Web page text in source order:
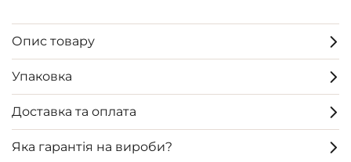
Опис товару
Упаковка
Доставка та оплата
Яка гарантія на вироби?